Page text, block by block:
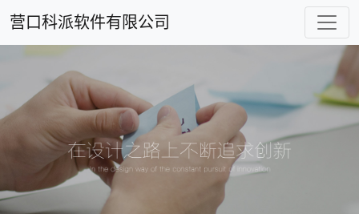
营口科派软件有限公司